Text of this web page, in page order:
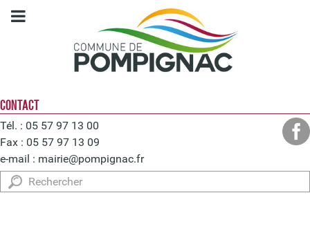
CONTACT
Tél. : 05 57 97 13 00
Fax : 05 57 97 13 09
e-mail : mairie@pompignac.fr
Rechercher